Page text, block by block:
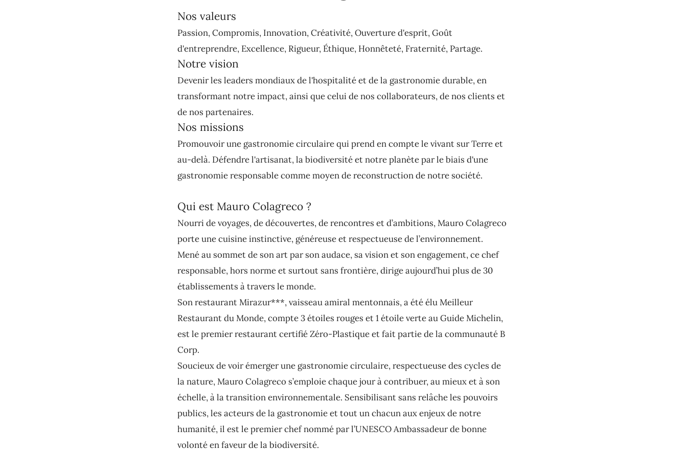
Nos valeurs
Passion, Compromis, Innovation, Créativité, Ouverture d'esprit, Goût
d'entreprendre, Excellence, Rigueur, Éthique, Honnêteté, Fraternité, Partage.
Notre vision
Devenir les leaders mondiaux de l'hospitalité et de la gastronomie durable, en
transformant notre impact, ainsi que celui de nos collaborateurs, de nos clients et
de nos partenaires.
Nos missions
Promouvoir une gastronomie circulaire qui prend en compte le vivant sur Terre et
au-delà. Défendre l'artisanat, la biodiversité et notre planète par le biais d'une
gastronomie responsable comme moyen de reconstruction de notre société.
Qui est Mauro Colagreco ?
Nourri de voyages, de découvertes, de rencontres et d’ambitions, Mauro Colagreco
porte une cuisine instinctive, généreuse et respectueuse de l’environnement.
Mené au sommet de son art par son audace, sa vision et son engagement, ce chef
responsable, hors norme et surtout sans frontière, dirige aujourd’hui plus de 30
établissements à travers le monde.
Son restaurant Mirazur***, vaisseau amiral mentonnais, a été élu Meilleur
Restaurant du Monde, compte 3 étoiles rouges et 1 étoile verte au Guide Michelin,
est le premier restaurant certifié Zéro-Plastique et fait partie de la communauté B
Corp.
Soucieux de voir émerger une gastronomie circulaire, respectueuse des cycles de
la nature, Mauro Colagreco s’emploie chaque jour à contribuer, au mieux et à son
échelle, à la transition environnementale. Sensibilisant sans relâche les pouvoirs
publics, les acteurs de la gastronomie et tout un chacun aux enjeux de notre
humanité, il est le premier chef nommé par l’UNESCO Ambassadeur de bonne
volonté en faveur de la biodiversité.